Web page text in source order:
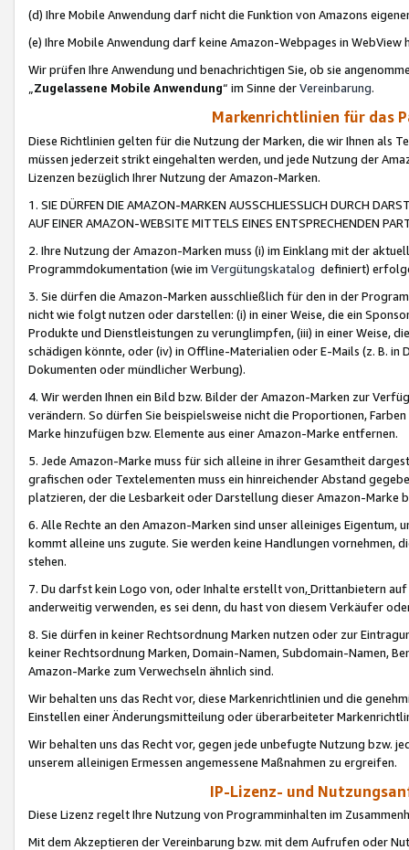
(d) Ihre Mobile Anwendung darf nicht die Funktion von Amazons
(e) Ihre Mobile Anwendung darf keine Amazon-Webpages in WebView
Wir prüfen Ihre Anwendung und benachrichtigen Sie, ob sie
„Zugelassene Mobile Anwendung“ im Sinne derVereinbarung.
Markenrichtlinien für das
Diese Richtlinien gelten für die Nutzung der Marken, die wir Ihnen als
müssen jederzeit strikt eingehalten werden, und jede Nutzung der
Lizenzen bezüglich Ihrer Nutzung der Amazon-Marken.
1. SIE DÜRFEN DIE AMAZON-MARKEN AUSSCHLIESSLICH DURCH
AUF EINER AMAZON-WEBSITE MITTELS EINES ENTSPRECHENDEN
2. Ihre Nutzung der Amazon-Marken muss (i) im Einklang mit der
Programmdokumentation (wie im Vergütungskatalog definiert)
3. Sie dürfen die Amazon-Marken ausschließlich für den in der
nicht wie folgt nutzen oder darstellen: (i) in einer Weise, die ein
Produkte und Dienstleistungen zu verunglimpfen, (iii) in einer Weise,
schädigen könnte, oder (iv) in Offline-Materialien oder E-Mails (z. B. in
Dokumenten oder mündlicher Werbung).
4. Wir werden Ihnen ein Bild bzw. Bilder der Amazon-Marken zur
verändern. So dürfen Sie beispielsweise nicht die Proportionen,
Marke hinzufügen bzw. Elemente aus einer Amazon-Marke entfernen.
5. Jede Amazon-Marke muss für sich alleine in ihrer Gesamtheit
grafischen oder Textelementen muss ein hinreichender Abstand
platzieren, der die Lesbarkeit oder Darstellung dieser Amazon-Marke
6. Alle Rechte an den Amazon-Marken sind unser alleiniges
kommt alleine uns zugute. Sie werden keine Handlungen vornehmen,
stehen.
7. Du darfst kein Logo von, oder Inhalte erstellt von,Drittanbietern auf
anderweitig verwenden, es sei denn, du hast von diesem Verkäufer
8. Sie dürfen in keiner Rechtsordnung Marken nutzen oder zur
keiner Rechtsordnung Marken, Domain-Namen, Subdomain-Namen,
Amazon-Marke zum Verwechseln ähnlich sind.
Wir behalten uns das Recht vor, diese Markenrichtlinien und die
Einstellen einer Änderungsmitteilung oder überarbeiteter
Wir behalten uns das Recht vor, gegen jede unbefugte Nutzung bzw.
unserem alleinigen Ermessen angemessene Maßnahmen zu ergreifen.
IP-Lizenz- und
Diese Lizenz regelt Ihre Nutzung von Programminhalten im
Mit dem Akzeptieren der Vereinbarung bzw. mit dem Aufrufen oder